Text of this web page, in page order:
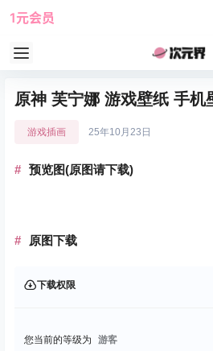
1元会员
原神 芙宁娜 游戏壁纸 手机
游戏插画 25年10月23日
预览图(原图请下载)
原图下载
下载权限
您当前的等级为 游客